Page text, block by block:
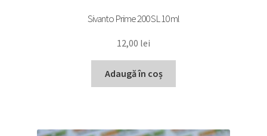
Sivanto Prime 200 SL 10 ml
12,00 lei
Adaugă în coș